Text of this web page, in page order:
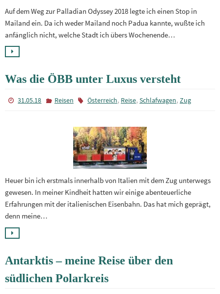
Auf dem Weg zur Palladian Odyssey 2018 legte ich einen Stop in
Mailand ein. Da ich weder Mailand noch Padua kannte, wußte ich
anfänglich nicht, welche Stadt ich übers Wochenende…
Was die ÖBB unter Luxus versteht
31.05.18 Reisen Österreich, Reise, Schlafwagen, Zug
Heuer bin ich erstmals innerhalb von Italien mit dem Zug unterwegs
gewesen. In meiner Kindheit hatten wir einige abenteuerliche
Erfahrungen mit der italienischen Eisenbahn. Das hat mich geprägt,
denn meine…
Antarktis – meine Reise über den
südlichen Polarkreis